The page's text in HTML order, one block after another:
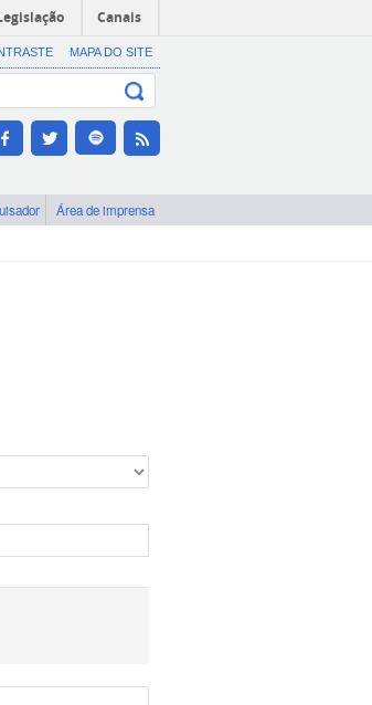
Canais
MAPA DO SITE
Área de imprensa